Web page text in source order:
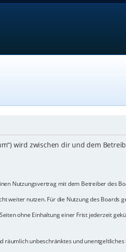
wird zwischen dir und dem
Nutzungsvertrag mit dem Betreiber des
weiter nutzen. Für die Nutzung des Boards
ohne Einhaltung einer Frist jederzeit
unbeschränktes und